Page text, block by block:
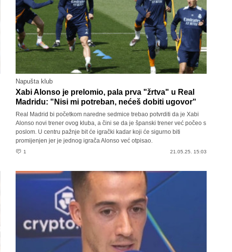
Napušta klub
Xabi Alonso je prelomio, pala prva "žrtva" u Real
Madridu: "Nisi mi potreban, nećeš dobiti ugovor"
Real Madrid bi početkom naredne sedmice trebao potvrditi da je Xabi
Alonso novi trener ovog kluba, a čini se da je španski trener već počeo s
poslom. U centru pažnje bit će igrački kadar koji će sigurno biti
promijenjen jer je jednog igrača Alonso već otpisao.
1 21.05.25. 15:03